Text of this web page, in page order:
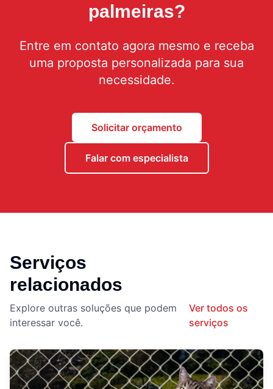
palmeiras?
Entre em contato agora mesmo e receba
uma proposta personalizada para sua
necessidade.
Solicitar orçamento
Falar com especialista
Serviços
relacionados
Explore outras soluções que podem
interessar você.
Ver todos os
serviços